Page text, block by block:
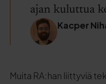
ajan kuluttua
Kacper
Muita RA:han liittyviä